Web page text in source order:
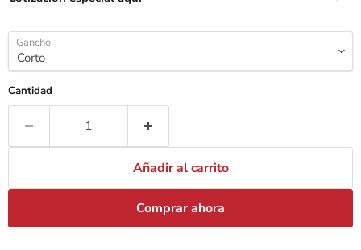
Gancho
Cantidad
Añadir al carrito
Comprar ahora